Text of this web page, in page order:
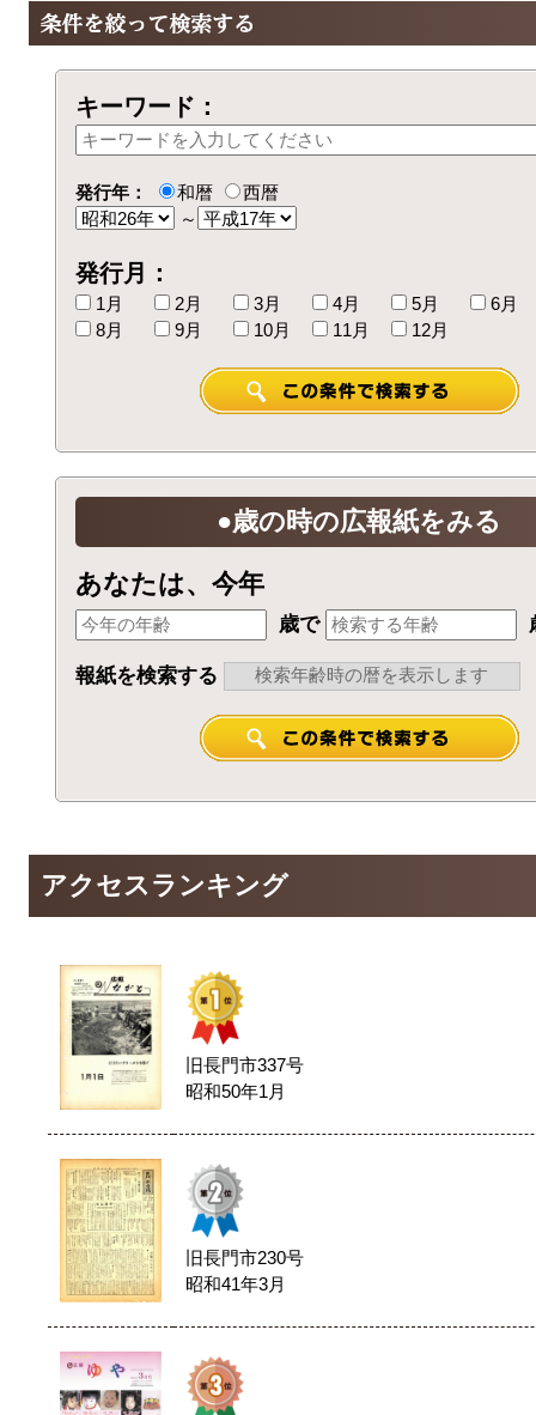
キーワード：
発行年： 和暦
西暦
～
発行月：
1月 2月 3月 4月 5月
6月
8月
9月 10月 11月 12月
●歳の時の広報紙をみる
あなたは、今年
歳で
報紙を検索する
アクセスランキング
旧長門市337号
昭和50年1月
旧長門市230号
昭和41年3月